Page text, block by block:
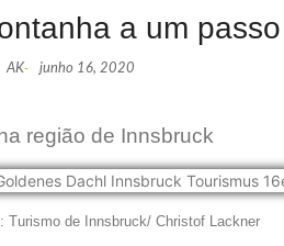
a um passo
AK- junho 16, 2020
região de Innsbruck
Turismo de Innsbruck/ Christof Lackner